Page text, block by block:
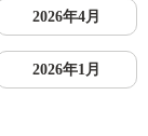
2026年4月
2026年1月